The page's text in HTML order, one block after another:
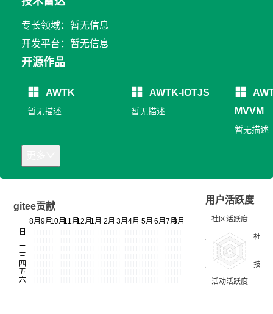
专长领域：暂无信息
开发平台：暂无信息
开源作品
AWTK
暂无描述
AWTK-IOTJS
暂无描述
MVVM
暂无描述
gitee贡献
用户活跃度